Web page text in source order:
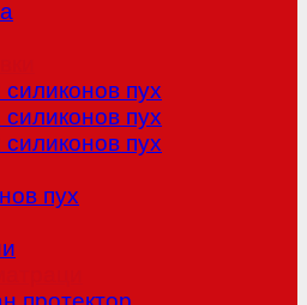
пух
пух
пух
пух